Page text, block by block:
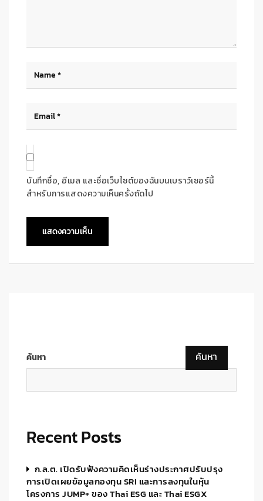
บันทึกชื่อ, อีเมล และชื่อเว็บไซต์ของฉันบนเบราว์เซอร์นี้
สำหรับการแสดงความเห็นครั้งถัดไป
ค้นหา ค้นหา
Recent Posts
ก.ล.ต. เปิดรับฟังความคิดเห็นร่างประกาศปรับปรุง
การเปิดเผยข้อมูลกองทุน SRI และการลงทุนในหุ้น
โครงการ JUMP+ ของ Thai ESG และ Thai ESGX